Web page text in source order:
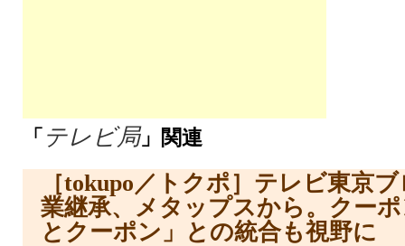
「 テレビ局」関連
［tokupo／トクポ］テレビ東京
業継承、メタップスから。クー
とクーポン」との統合も視野に